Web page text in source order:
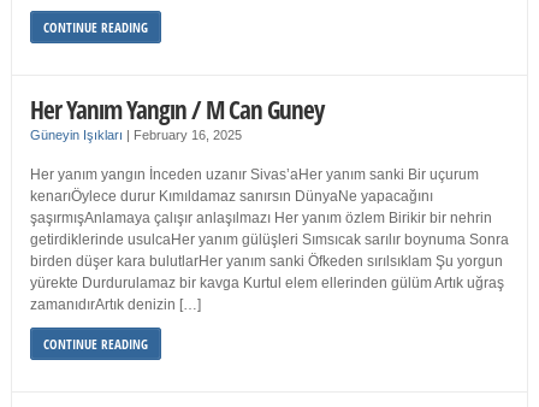
CONTINUE READING
Her Yanım Yangın / M Can Guney
Güneyin Işıkları | February 16, 2025
Her yanım yangın İnceden uzanır Sivas’aHer yanım sanki Bir uçurum
kenarıÖylece durur Kımıldamaz sanırsın DünyaNe yapacağını
şaşırmışAnlamaya çalışır anlaşılmazı Her yanım özlem Birikir bir nehrin
getirdiklerinde usulcaHer yanım gülüşleri Sımsıcak sarılır boynuma Sonra
birden düşer kara bulutlarHer yanım sanki Öfkeden sırılsıklam Şu yorgun
yürekte Durdurulamaz bir kavga Kurtul elem ellerinden gülüm Artık uğraş
zamanıdırArtık denizin […]
CONTINUE READING